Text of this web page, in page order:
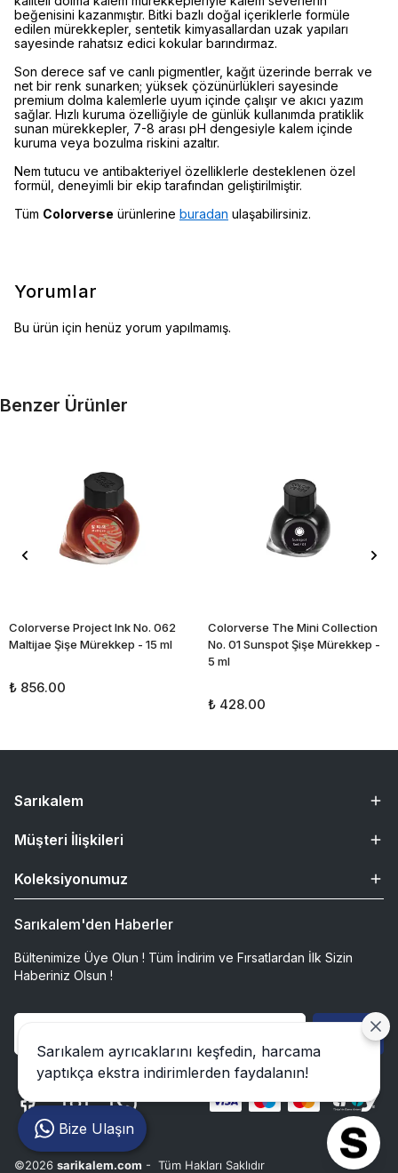
beğenisini kazanmıştır. Bitki bazlı doğal içeriklerle formüle
edilen mürekkepler, sentetik kimyasallardan uzak yapıları
sayesinde rahatsız edici kokular barındırmaz.
Son derece saf ve canlı pigmentler, kağıt üzerinde berrak ve
net bir renk sunarken; yüksek çözünürlükleri sayesinde
premium dolma kalemlerle uyum içinde çalışır ve akıcı yazım
sağlar. Hızlı kuruma özelliğiyle de günlük kullanımda pratiklik
sunan mürekkepler, 7-8 arası pH dengesiyle kalem içinde
kuruma veya bozulma riskini azaltır.
Nem tutucu ve antibakteriyel özelliklerle desteklenen özel
formül, deneyimli bir ekip tarafından geliştirilmiştir.
Tüm Colorverse ürünlerine buradan ulaşabilirsiniz.
Yorumlar
Bu ürün için henüz yorum yapılmamış.
Benzer Ürünler
Colorverse Project Ink No. 062
Maltijae Şişe Mürekkep - 15 ml
₺ 856.00
Colorverse The Mini Collection
No. 01 Sunspot Şişe Mürekkep -
5 ml
₺ 428.00
Sarıkalem
Müşteri İlişkileri
Koleksiyonumuz
Sarıkalem'den Haberler
Bültenimize Üye Olun ! Tüm İndirim ve Fırsatlardan İlk Sizin
Haberiniz Olsun !
Gönder
©2026 sarikalem.com - Tüm Hakları Saklıdır
Sarıkalem ayrıcaklarını keşfedin, harcama
yaptıkça ekstra indirimlerden faydalanın!
Bize Ulaşın